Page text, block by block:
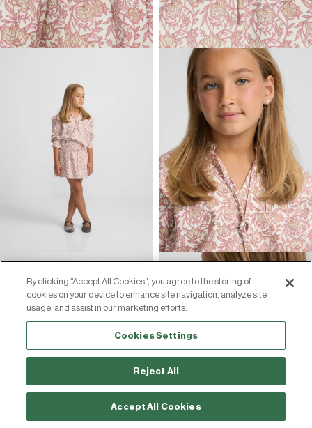
By clicking “Accept All Cookies”, you agree to the storing of
cookies on your device to enhance site navigation, analyze site
usage, and assist in our marketing efforts.
Cookies Settings
Reject All
Accept All Cookies